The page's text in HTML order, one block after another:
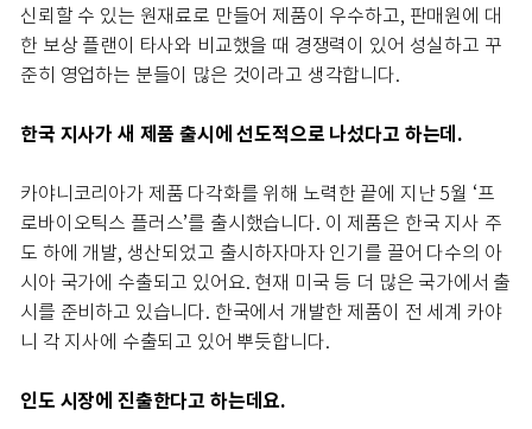
신뢰할 수 있는 원재료로 만들어 제품이 우수하고, 판매원에 대
한 보상 플랜이 타사와 비교했을 때 경쟁력이 있어 성실하고 꾸
준히 영업하는 분들이 많은 것이라고 생각합니다.
한국 지사가 새 제품 출시에 선도적으로 나섰다고 하는데.
카야니코리아가 제품 다각화를 위해 노력한 끝에 지난 5월 ‘프
로바이오틱스 플러스’를 출시했습니다. 이 제품은 한국 지사 주
도 하에 개발, 생산되었고 출시하자마자 인기를 끌어 다수의 아
시아 국가에 수출되고 있어요. 현재 미국 등 더 많은 국가에서 출
시를 준비하고 있습니다. 한국에서 개발한 제품이 전 세계 카야
니 각 지사에 수출되고 있어 뿌듯합니다.
인도 시장에 진출한다고 하는데요.